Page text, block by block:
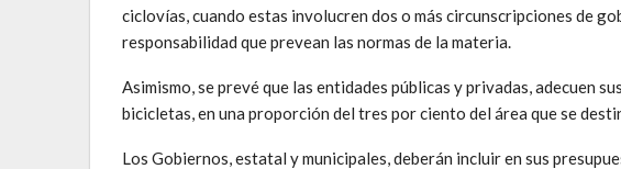
ciclovías, cuando estas involucren dos o más circunscripciones de
responsabilidad que prevean las normas de la materia.
Asimismo, se prevé que las entidades públicas y privadas, adecuen
bicicletas, en una proporción del tres por ciento del área que se
Los Gobiernos, estatal y municipales, deberán incluir en sus